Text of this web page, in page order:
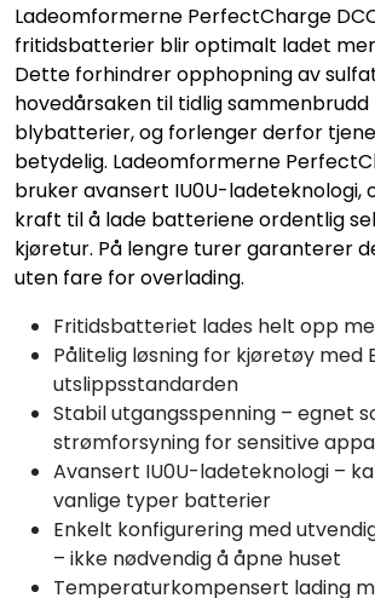
Ladeomformerne PerfectCharge
fritidsbatterier blir optimalt ladet
Dette forhindrer opphopning av
hovedårsaken til tidlig
blybatterier, og forlenger derfor
betydelig. Ladeomformerne
bruker avansert IU0U-ladeteknologi,
kraft til å lade batteriene ordentlig
kjøretur. På lengre turer garanterer
uten fare for overlading.
Fritidsbatteriet lades helt opp
Pålitelig løsning for kjøretøy med
utslippsstandarden
Stabil utgangsspenning – egnet
strømforsyning for sensitive
Avansert IU0U-ladeteknologi –
vanlige typer batterier
Enkelt konfigurering med
– ikke nødvendig å åpne huset
Temperaturkompensert lading